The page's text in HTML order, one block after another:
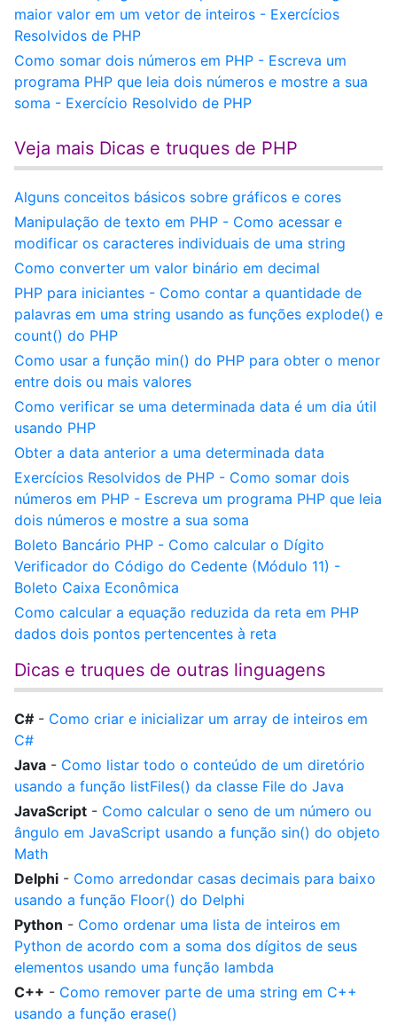
maior valor em um vetor de inteiros - Exercícios
Resolvidos de PHP
Como somar dois números em PHP - Escreva um
programa PHP que leia dois números e mostre a sua
soma - Exercício Resolvido de PHP
Veja mais Dicas e truques de PHP
Alguns conceitos básicos sobre gráficos e cores
Manipulação de texto em PHP - Como acessar e
modificar os caracteres individuais de uma string
Como converter um valor binário em decimal
PHP para iniciantes - Como contar a quantidade de
palavras em uma string usando as funções explode() e
count() do PHP
Como usar a função min() do PHP para obter o menor
entre dois ou mais valores
Como verificar se uma determinada data é um dia útil
usando PHP
Obter a data anterior a uma determinada data
Exercícios Resolvidos de PHP - Como somar dois
números em PHP - Escreva um programa PHP que leia
dois números e mostre a sua soma
Boleto Bancário PHP - Como calcular o Dígito
Verificador do Código do Cedente (Módulo 11) -
Boleto Caixa Econômica
Como calcular a equação reduzida da reta em PHP
dados dois pontos pertencentes à reta
Dicas e truques de outras linguagens
C# - Como criar e inicializar um array de inteiros em
C#
Java - Como listar todo o conteúdo de um diretório
usando a função listFiles() da classe File do Java
JavaScript - Como calcular o seno de um número ou
ângulo em JavaScript usando a função sin() do objeto
Math
Delphi - Como arredondar casas decimais para baixo
usando a função Floor() do Delphi
Python - Como ordenar uma lista de inteiros em
Python de acordo com a soma dos dígitos de seus
elementos usando uma função lambda
C++ - Como remover parte de uma string em C++
usando a função erase()